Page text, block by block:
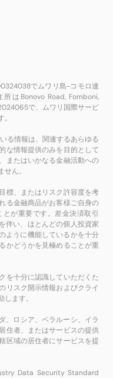
でムワリ島-コモロ連
はBonovo Road, Fomboni,
で、ムワリ国際サービ
る情報は、関連するあらゆる
な情報提供のみを目的として
またはいかなる金融活動への
ん。
標、またはリスク許容度を考
る金融商品がお客様ご自身の
が重要です。差金決済取引
伴い、ほとんどの個人投資家
ように機能しているかを十分
かどうかを見極めることが重
を十分に認識していただくた
リスク開示情報およびクライ
ます。
、ロシア、ベラルーシ、イラ
住者、またはサービスの提供
区域の居住者にサービスを提
Data Security Standard